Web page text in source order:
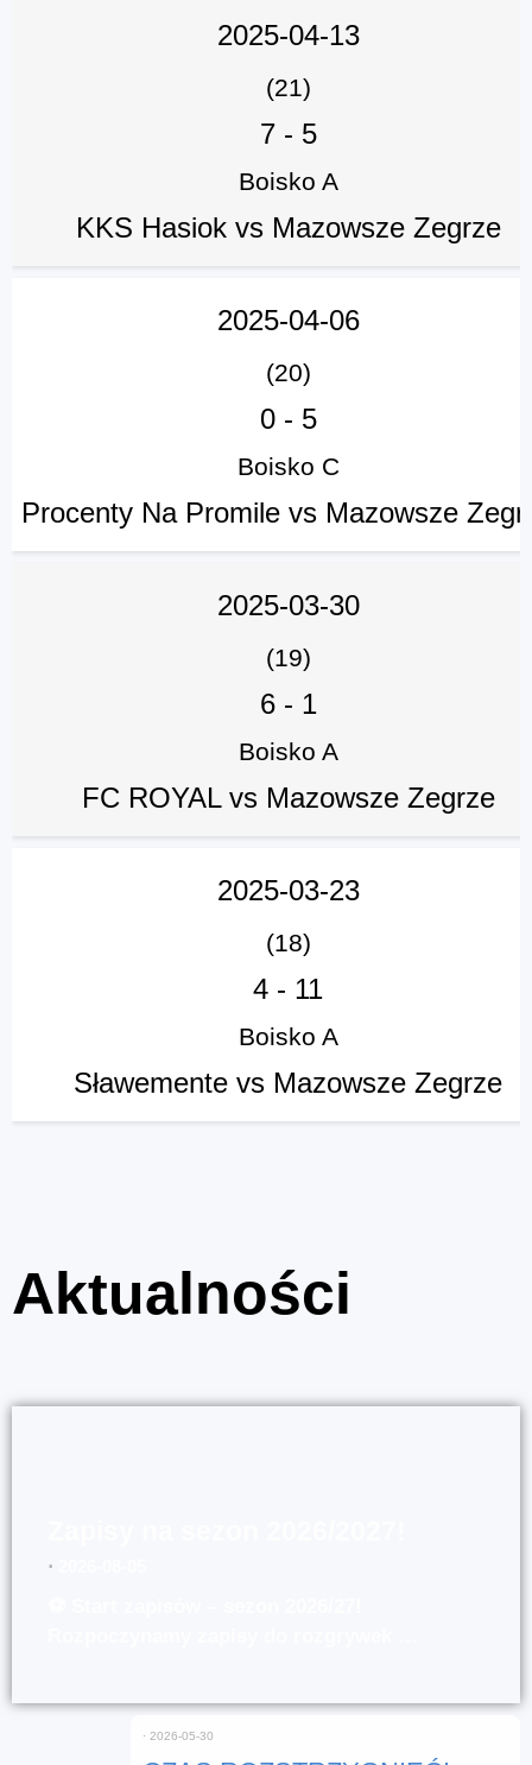
2025-04-13
(21)
7- 5
Boisko A
KKS Hasiok vs Mazowsze Zegrze
2025-04-06
(20)
0- 5
Boisko C
Procenty Na Promile vs Mazowsze
2025-03-30
(19)
6- 1
Boisko A
FC ROYAL vs Mazowsze Zegrze
2025-03-23
(18)
4 - 11
Boisko A
Sławemente vs Mazowsze Zegrze
Aktualności
⋅
⋅ 2026-05-30